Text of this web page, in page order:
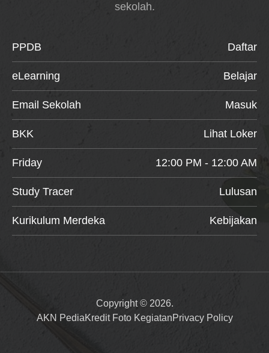
sekolah.
PPDB Daftar
eLearning Belajar
Email Sekolah Masuk
BKK Lihat Loker
Friday 12:00 PM - 12:00 AM
Study Tracer Lulusan
Kurikulum Merdeka Kebijakan
Copyright © 2026.
AKN PediaKredit Foto KegiatanPrivacy Policy